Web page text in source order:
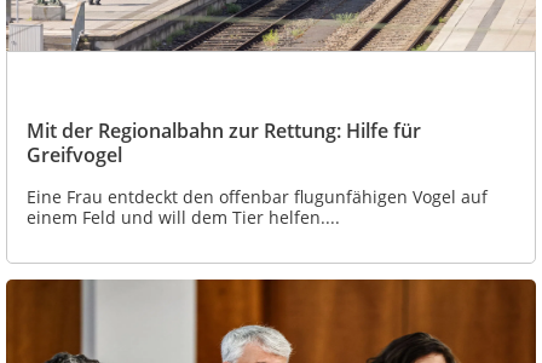
Mit der Regionalbahn zur Rettung: Hilfe für
Greifvogel
Eine Frau entdeckt den offenbar flugunfähigen Vogel auf
einem Feld und will dem Tier helfen....